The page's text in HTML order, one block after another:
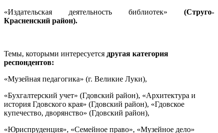
«Издательская деятельность библиотек» (Струго-
Красненский район).
Темы, которыми интересуется другая категория
респондентов:
«Музейная педагогика» (г. Великие Луки),
«Бухгалтерский учет» (Гдовский район), «Архитектура и
история Гдовского края» (Гдовский район), «Гдовское
купечество, дворянство» (Гдовский район),
«Юриспруденция», «Семейное право», «Музейное дело»